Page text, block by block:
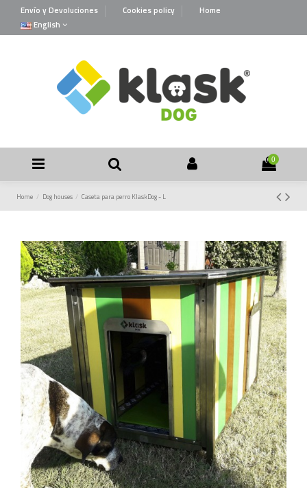
Envío y Devoluciones Cookies policy
Home
English
0
Home Dog houses Caseta para perro KlaskDog - L